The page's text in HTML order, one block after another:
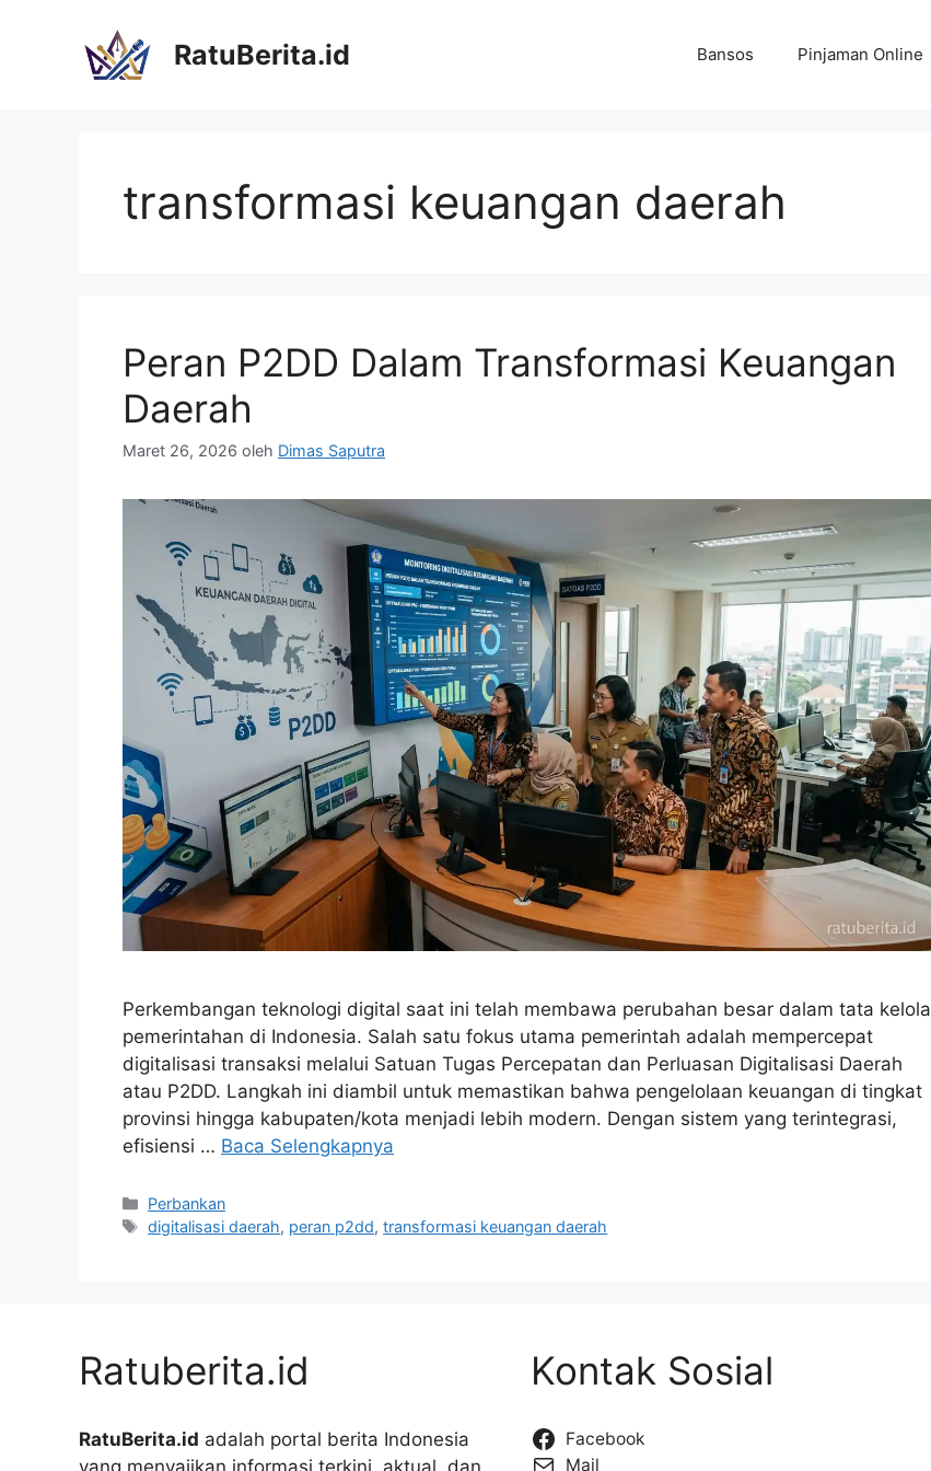
RatuBerita.id Bansos Pinjaman Online
transformasi keuangan daerah
Peran P2DD Dalam Transformasi Keuangan
Daerah
Maret 26, 2026 oleh Dimas Saputra
Perkembangan teknologi digital saat ini telah membawa perubahan besar dalam tata kelola
pemerintahan di Indonesia. Salah satu fokus utama pemerintah adalah mempercepat
digitalisasi transaksi melalui Satuan Tugas Percepatan dan Perluasan Digitalisasi Daerah
atau P2DD. Langkah ini diambil untuk memastikan bahwa pengelolaan keuangan di tingkat
provinsi hingga kabupaten/kota menjadi lebih modern. Dengan sistem yang terintegrasi,
efisiensi … Baca Selengkapnya
Kategori
Perbankan
Tag
digitalisasi daerah, peran p2dd,transformasi keuangan daerah
Ratuberita.id
RatuBerita.id adalah portal berita Indonesia
Kontak Sosial
Facebook
Mail